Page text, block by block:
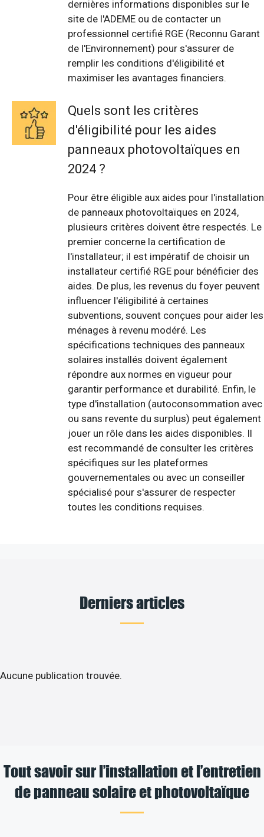
dernières informations disponibles sur le
site de l'ADEME ou de contacter un
professionnel certifié RGE (Reconnu Garant
de l'Environnement) pour s'assurer de
remplir les conditions d'éligibilité et
maximiser les avantages financiers.
Quels sont les critères
d'éligibilité pour les aides
panneaux photovoltaïques en
2024 ?
Pour être éligible aux aides pour l'installation
de panneaux photovoltaïques en 2024,
plusieurs critères doivent être respectés. Le
premier concerne la certification de
l'installateur; il est impératif de choisir un
installateur certifié RGE pour bénéficier des
aides. De plus, les revenus du foyer peuvent
influencer l'éligibilité à certaines
subventions, souvent conçues pour aider les
ménages à revenu modéré. Les
spécifications techniques des panneaux
solaires installés doivent également
répondre aux normes en vigueur pour
garantir performance et durabilité. Enfin, le
type d'installation (autoconsommation avec
ou sans revente du surplus) peut également
jouer un rôle dans les aides disponibles. Il
est recommandé de consulter les critères
spécifiques sur les plateformes
gouvernementales ou avec un conseiller
spécialisé pour s'assurer de respecter
toutes les conditions requises.
Derniers articles
Aucune publication trouvée.
Tout savoir sur l’installation et l’entretien
de panneau solaire et photovoltaïque